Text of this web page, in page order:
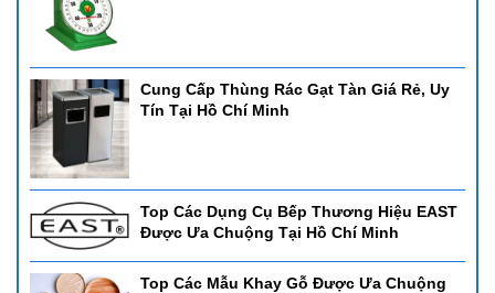
Cung Cấp Thùng Rác Gạt Tàn Giá Rẻ, Uy
Tín Tại Hồ Chí Minh
Top Các Dụng Cụ Bếp Thương Hiệu EAST
Được Ưa Chuộng Tại Hồ Chí Minh
Top Các Mẫu Khay Gỗ Được Ưa Chuộng